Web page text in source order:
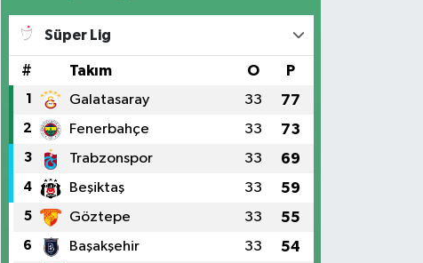
Süper Lig
# Takım O P
1 Galatasaray 33 77
2 Fenerbahçe 33 73
3 Trabzonspor 33 69
4 Beşiktaş 33 59
5 Göztepe 33 55
6 Başakşehir 33 54